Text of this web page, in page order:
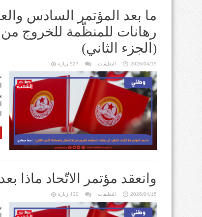
ما بعد المؤتمر السادس
رهانات للمنظّمة للخروج من
(الجزء الثاني)
2026/04/15 التعليقات على
بعد
المؤتمر
السادس
والعشرين
أيّ
رهانات
للمنظّمة
الانكماش
والعطالة؟
(الجزء
الثاني)
527 زيارة
وانعقد مؤتمر الاتّحاد ماذا
2026/04/15 التعليقات على
مؤتمر
الاتّحاد
430 زيارة